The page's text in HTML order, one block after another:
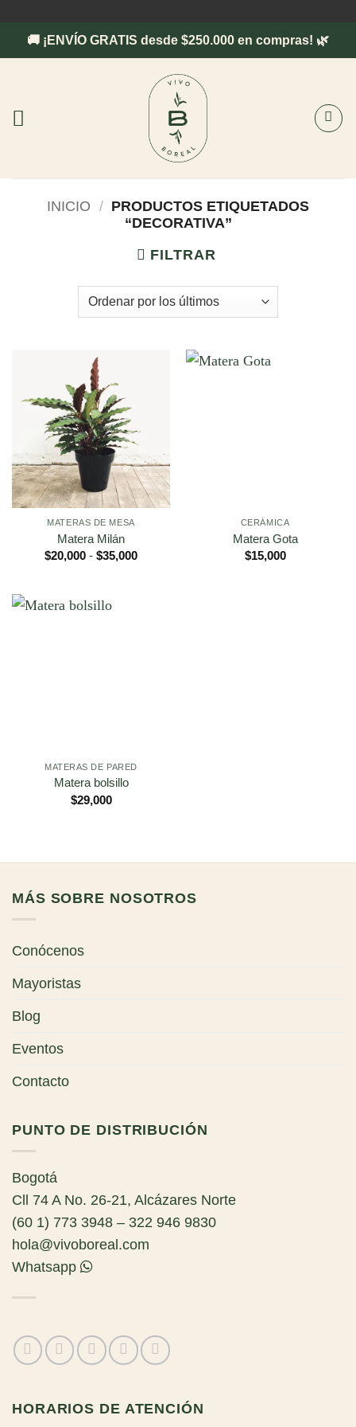
contenido
🚚 ¡ENVÍO GRATIS desde $250.000 en compras! 🌿
INICIO / PRODUCTOS ETIQUETADOS
“DECORATIVA”
FILTRAR
MATERAS DE MESA
Matera Milán
$20,000 - $35,000Rango
CERÁMICA
Matera Gota
$15,000
MATERAS DE PARED
Matera bolsillo
$29,000
MÁS SOBRE NOSOTROS
Conócenos
Mayoristas
Blog
Eventos
Contacto
PUNTO DE DISTRIBUCIÓN
Bogotá
Cll 74 A No. 26-21, Alcázares Norte
(60 1) 773 3948 – 322 946 9830
hola@vivoboreal.com
Whatsapp
HORARIOS DE ATENCIÓN